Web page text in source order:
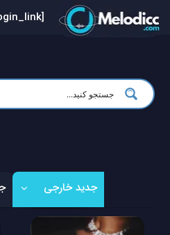
[login_link]
جدید خارجی